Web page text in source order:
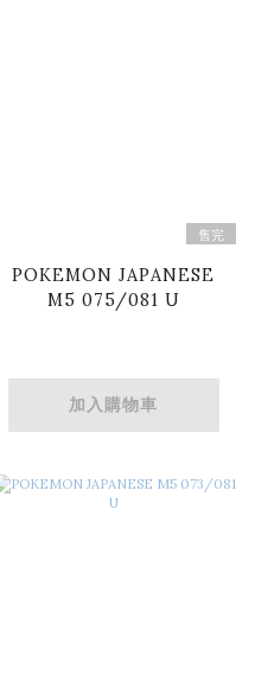
售完
POKEMON JAPANESE
M5 075/081 U
加入購物車